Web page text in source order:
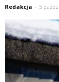
Redakcja - 5